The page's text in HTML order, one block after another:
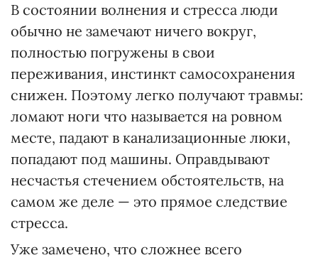
В состоянии волнения и стресса люди
обычно не замечают ничего вокруг,
полностью погружены в свои
переживания, инстинкт самосохранения
снижен. Поэтому легко получают травмы:
ломают ноги что называется на ровном
месте, падают в канализационные люки,
попадают под машины. Оправдывают
несчастья стечением обстоятельств, на
самом же деле — это прямое следствие
стресса.
Уже замечено, что сложнее всего